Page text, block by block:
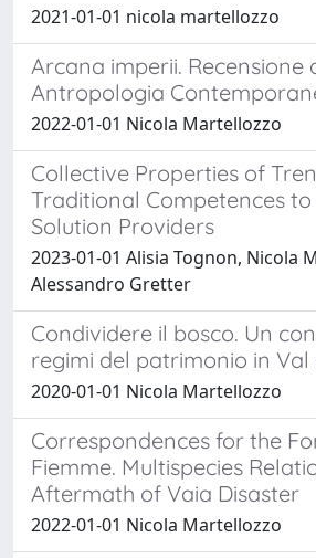
2021-01-01 nicola martellozzo
Arcana imperii. Recensione
Antropologia
2022-01-01 Nicola Martellozzo
Collective Properties of
Traditional Competences
Solution Providers
2023-01-01 Alisia Tognon, Nicola
Alessandro Gretter
Condividere il bosco. Un
regimi del patrimonio in Val
2020-01-01 Nicola Martellozzo
Correspondences for the
Fiemme. Multispecies
Aftermath of Vaia Disaster
2022-01-01 Nicola Martellozzo